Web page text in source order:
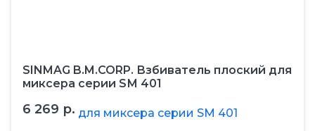
SINMAG B.M.CORP. Взбиватель плоский для
миксера серии SМ 401
6 269 р.